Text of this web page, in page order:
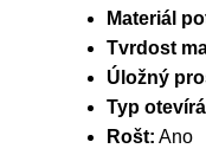
Materiál
Tvrdost
Úložný
Typ
Rošt: Ano